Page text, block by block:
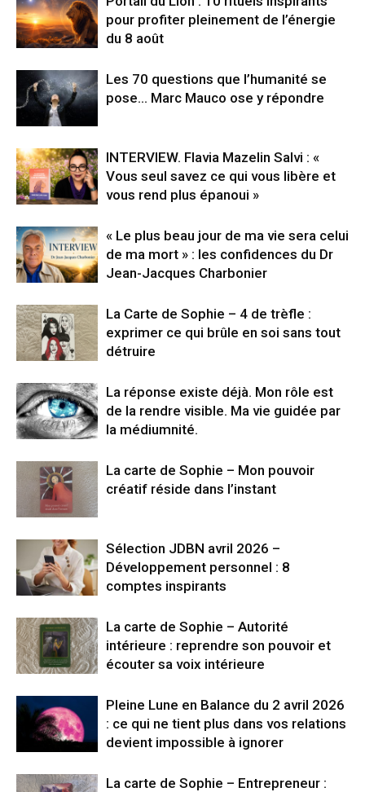
pour profiter pleinement de l’énergie
du 8 août
Les 70 questions que l’humanité se
pose… Marc Mauco ose y répondre
INTERVIEW. Flavia Mazelin Salvi : «
Vous seul savez ce qui vous libère et
vous rend plus épanoui »
« Le plus beau jour de ma vie sera celui
de ma mort » : les confidences du Dr
Jean-Jacques Charbonier
La Carte de Sophie – 4 de trèfle :
exprimer ce qui brûle en soi sans tout
détruire
La réponse existe déjà. Mon rôle est
de la rendre visible. Ma vie guidée par
la médiumnité.
La carte de Sophie – Mon pouvoir
créatif réside dans l’instant
Sélection JDBN avril 2026 –
Développement personnel : 8
comptes inspirants
La carte de Sophie – Autorité
intérieure : reprendre son pouvoir et
écouter sa voix intérieure
Pleine Lune en Balance du 2 avril 2026
: ce qui ne tient plus dans vos relations
devient impossible à ignorer
La carte de Sophie – Entrepreneur :